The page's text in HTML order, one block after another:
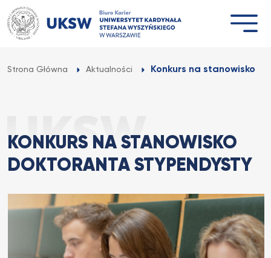
Przejdź
do
treści
Strona Główna Aktualności Konkurs na stanowisko
KONKURS NA STANOWISKO
DOKTORANTA STYPENDYSTY